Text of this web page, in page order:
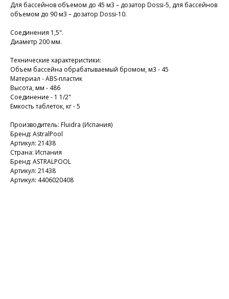
Для бассейнов объемом до 45 м3 – дозатор Dossi-5, для бассейнов
объемом до 90 м3 – дозатор Dossi-10.
Соединения 1,5".
Диаметр 200 мм.
Технические характеристики:
Объем бассейна обрабатываемый бромом, м3 - 45
Материал - ABS-пластик
Высота, мм - 486
Соединение - 1 1/2"
Емкость таблеток, кг - 5
Производитель: Fluidra (Испания)
Бренд: AstralPool
Артикул: 21438
Страна: Испания
Бренд: ASTRALPOOL
Артикул: 21438
Артикул: 4406020408